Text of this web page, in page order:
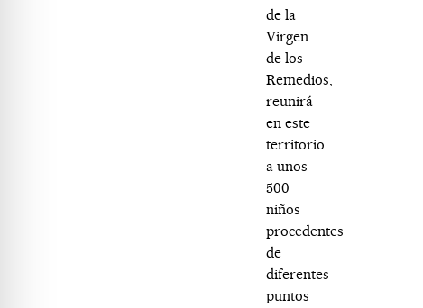
de la
Virgen
de los
Remedios,
reunirá
en este
territorio
a unos
500
niños
procedentes
de
diferentes
puntos